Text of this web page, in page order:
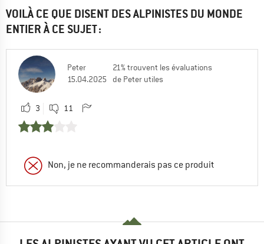
VOILÀ CE QUE DISENT DES ALPINISTES DU MONDE
ENTIER À CE SUJET :
Peter
15.04.2025
21% trouvent les évaluations
de Peter utiles
3 11
Non, je ne recommanderais pas ce produit